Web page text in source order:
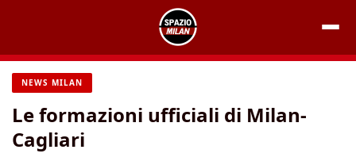
contenuto
NEWS MILAN
Le formazioni ufficiali di Milan-
Cagliari